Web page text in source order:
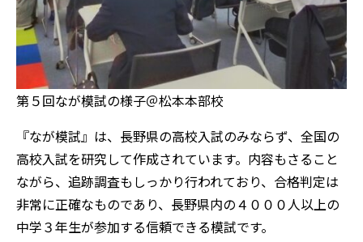
第５回なが模試の様子＠松本本部校
『なが模試』は、長野県の高校入試のみならず、全国の
高校入試を研究して作成されています。内容もさること
ながら、追跡調査もしっかり行われており、合格判定は
非常に正確なものであり、長野県内の４０００人以上の
中学３年生が参加する信頼できる模試です。